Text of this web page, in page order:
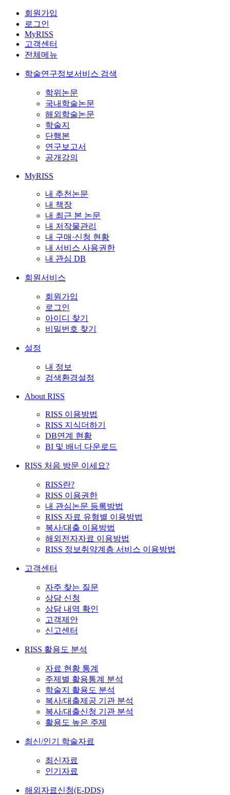
회원가입
로그인
MyRISS
고객센터
전체메뉴
학술연구정보서비스 검색
학위논문
국내학술논문
해외학술논문
학술지
단행본
연구보고서
공개강의
MyRISS
내 추천논문
내 책장
내 최근 본 논문
내 저작물관리
내 구매·신청 현황
내 서비스 사용권한
내 관심 DB
회원서비스
회원가입
로그인
아이디 찾기
비밀번호 찾기
설정
내 정보
검색환경설정
About RISS
RISS 이용방법
RISS 지식더하기
DB연계 현황
BI 및 배너 다운로드
RISS 처음 방문 이세요?
RISS란?
RISS 이용권한
내 관심논문 등록방법
RISS 자료 유형별 이용방법
복사/대출 이용방법
해외전자자료 이용방법
RISS 정보취약계층 서비스 이용방법
고객센터
자주 찾는 질문
상담 신청
상담 내역 확인
고객제안
신고센터
RISS 활용도 분석
자료 현황 통계
주제별 활용통계 분석
학술지 활용도 분석
복사/대출제공 기관 분석
복사/대출신청 기관 분석
활용도 높은 주제
최신/인기 학술자료
최신자료
인기자료
해외자료신청(E-DDS)